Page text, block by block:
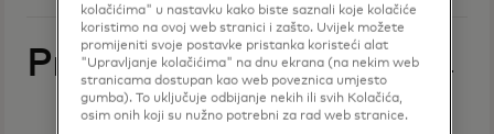
Prosinac 2024.
kolačićima" u nastavku kako biste saznali koje kolačiće
koristimo na ovoj web stranici i zašto. Uvijek možete
promijeniti svoje postavke pristanka koristeći alat
"Upravljanje kolačićima" na dnu ekrana (na nekim web
stranicama dostupan kao web poveznica umjesto
gumba). To uključuje odbijanje nekih ili svih Kolačića,
osim onih koji su nužno potrebni za rad web stranice.